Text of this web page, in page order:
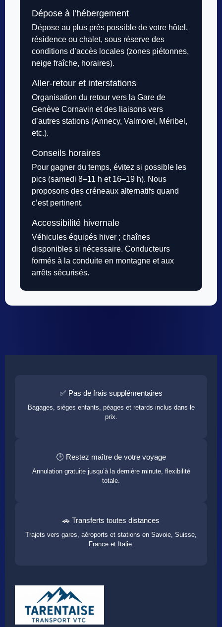
Dépose à l’hébergement
Dépose au plus près possible de votre hôtel,
résidence ou chalet, sous réserve des
conditions d’accès locales (zones piétonnes,
neige fraîche, horaires).
Aller-retour et interstations
Organisation du retour vers la Gare de
Genève Cornavin et des liaisons vers
d’autres stations (Annecy, Valmorel, Méribel,
etc.).
Conseils horaires
Pour gagner du temps, évitez si possible les
pics (samedi 8–11 h et 16–19 h). Nous
proposons des créneaux alternatifs quand
c’est pertinent.
Accessibilité hivernale
Véhicules équipés hiver ; chaînes
disponibles si nécessaire. Conducteurs
formés à la conduite en montagne et aux
arrêts sécurisés.
✅ Pas de frais supplémentaires
Bagages, sièges enfants, péages et retards inclus dans le
prix.
🕒 Restez maître de votre voyage
Annulation gratuite jusqu’à la dernière minute, flexibilité
totale.
🚗 Transferts toutes distances
Trajets vers gares, aéroports et stations en Savoie, Suisse,
France et Italie.